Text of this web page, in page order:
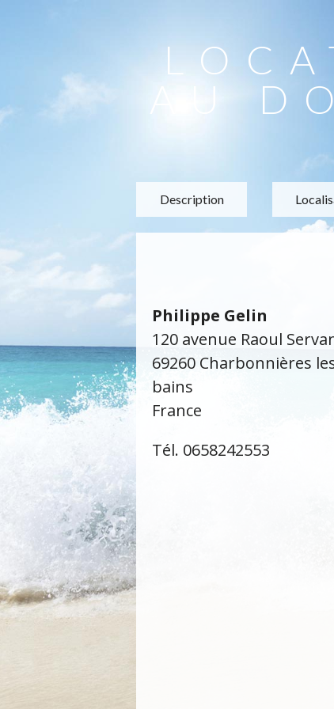
AU
Description
Philippe Gelin
120 avenue Raoul
69260 Charbonnières
bains
France
Tél. 0658242553